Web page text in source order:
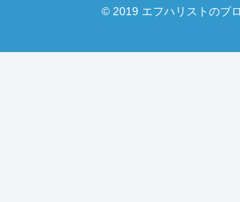
© 2019 エフハリストのブ